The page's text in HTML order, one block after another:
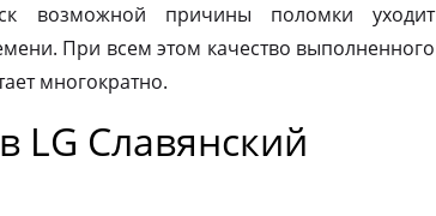
возможной причины поломки уходит
При всем этом качество выполненного
многократно.
LG Славянский